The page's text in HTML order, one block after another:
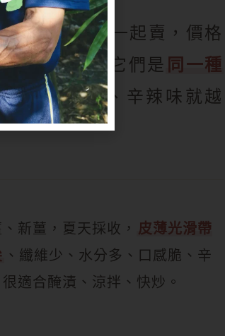
老薑」放在一起賣，價格
清楚。其實它們是 同一種
、薑越成熟、辛辣味就越
新薑，夏天採收， 皮薄光滑帶
、纖維少、水分多、口感脆、辛
適合醃漬、涼拌、快炒。